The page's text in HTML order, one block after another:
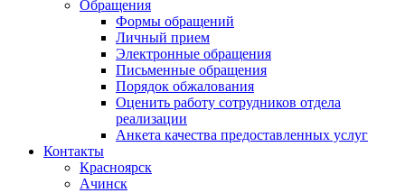
Обращения
Формы обращений
Личный прием
Электронные обращения
Письменные обращения
Порядок обжалования
Оценить работу сотрудников отдела
реализации
Анкета качества предоставленных услуг
Контакты
Красноярск
Ачинск